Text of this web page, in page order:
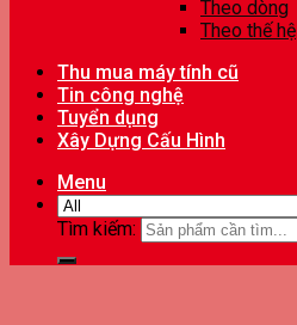
Theo dòng
Theo thế hệ
Thu mua máy tính cũ
Tin công nghệ
Tuyển dụng
Xây Dựng Cấu Hình
Menu
Tìm kiếm: